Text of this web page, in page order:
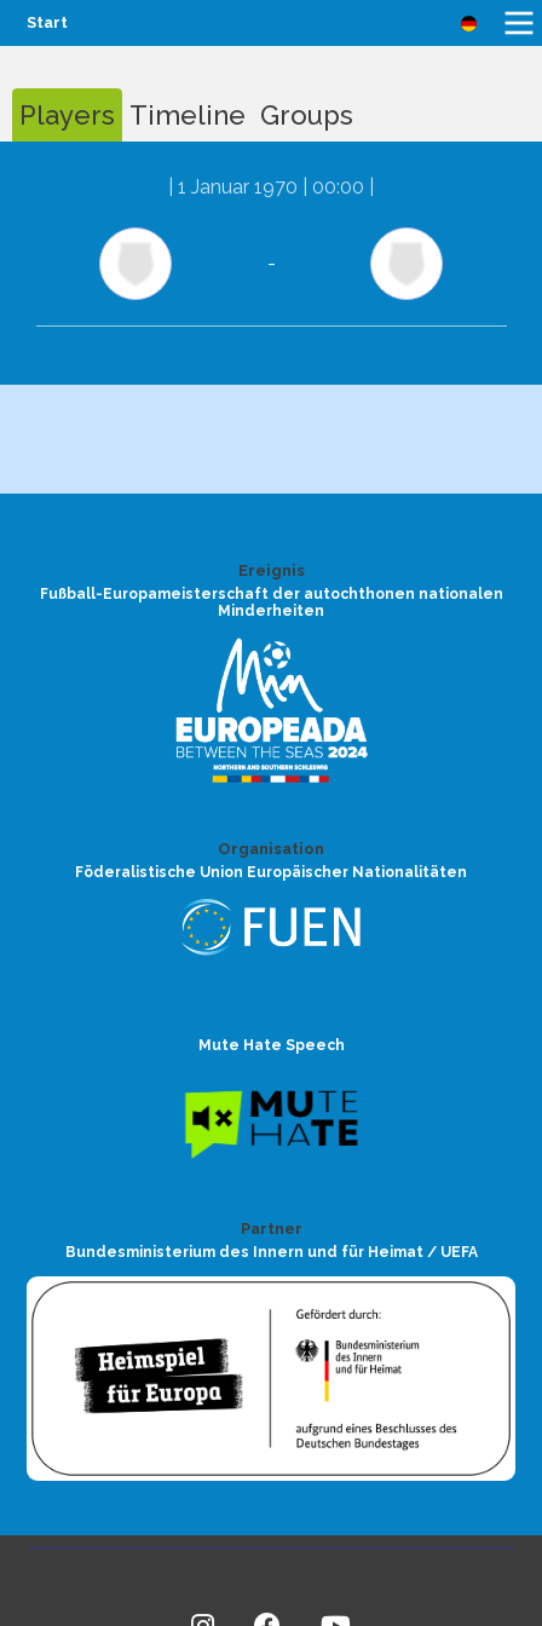
Start
Players Timeline Groups
1 Januar 1970 | 00:00
-
Ereignis
Fußball-Europameisterschaft der autochthonen nationalen
Minderheiten
Organisation
Föderalistische Union Europäischer Nationalitäten
Mute Hate Speech
Partner
Bundesministerium des Innern und für Heimat / UEFA